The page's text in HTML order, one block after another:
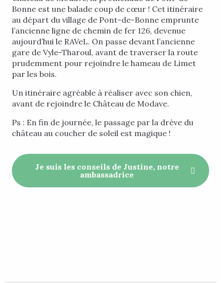
Bonne est une balade coup de cœur ! Cet itinéraire
au départ du village de Pont-de-Bonne emprunte
l’ancienne ligne de chemin de fer 126, devenue
aujourd’hui le RAVeL. On passe devant l’ancienne
gare de Vyle-Tharoul, avant de traverser la route
prudemment pour rejoindre le hameau de Limet
par les bois.
Un itinéraire agréable à réaliser avec son chien,
avant de rejoindre le Château de Modave.
Ps : En fin de journée, le passage par la drève du
château au coucher de soleil est magique !
Je suis les conseils de Justine, notre
ambassadrice